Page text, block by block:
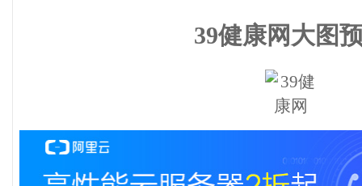
39健康网大图